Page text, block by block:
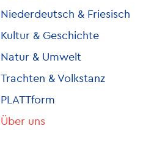
Niederdeutsch & Friesisch
Kultur & Geschichte
Natur & Umwelt
Trachten & Volkstanz
PLATTform
Über uns